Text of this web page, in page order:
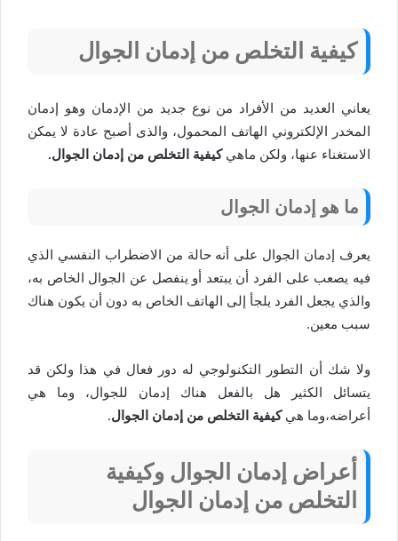
كيفية التخلص من إدمان الجوال
يعاني العديد من الأفراد من نوع جديد من الإدمان وهو إدمان
المخدر الإلكتروني الهاتف المحمول، والذى أصبح عادة لا يمكن
الاستغناء عنها، ولكن ماهيكيفية التخلص من إدمان الجوال.
ما هو إدمان الجوال
يعرف إدمان الجوال على أنه حالة من الاضطراب النفسي الذي
فيه يصعب على الفرد أن يبتعد أو ينفصل عن الجوال الخاص به،
والذي يجعل الفرد يلجأ إلى الهاتف الخاص به دون أن يكون هناك
سبب معين.
ولا شك أن التطور التكنولوجي له دور فعال في هذا ولكن قد
يتسائل الكثير هل بالفعل هناك إدمان للجوال، وما هي
أعراضه،وما هيكيفية التخلص من إدمان الجوال.
أعراض إدمان الجوال وكيفية
التخلص من إدمان الجوال